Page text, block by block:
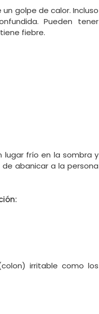
golpe de calor. Incluso
Pueden tener
fiebre.
lugar frío en la sombra y
abanicar a la persona
irritable como los